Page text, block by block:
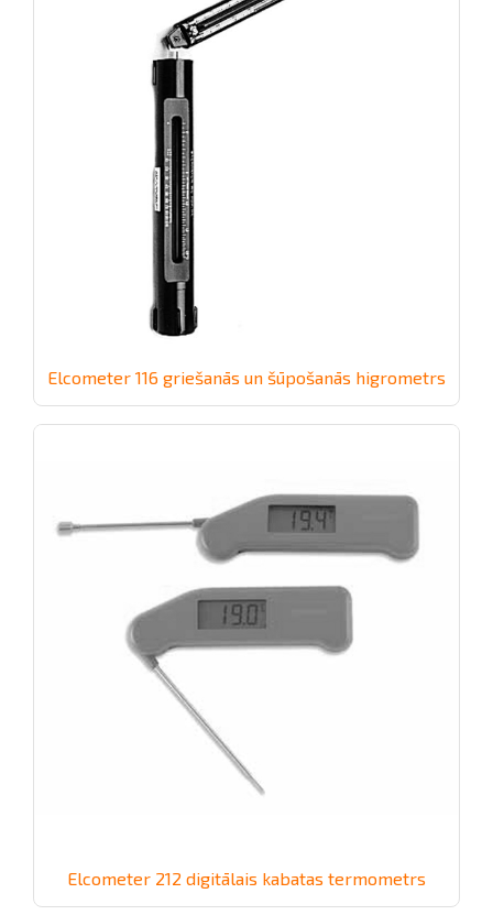
Elcometer 116 griešanās un šūpošanās higrometrs
Elcometer 212 digitālais kabatas termometrs